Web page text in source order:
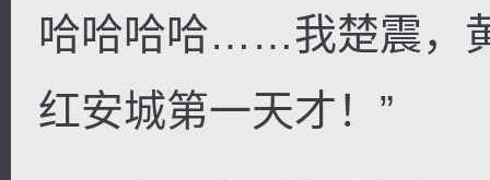
哈哈哈哈……我楚震，
红安城第一天才！”